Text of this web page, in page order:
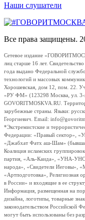
Наши слушатели
Все права защищены.
Сетевое издание
лиц старше 16 лет.
года выдано Федеральной
технологий и массовых
Хорошевская, дом 12, пом. 22.
«РУ ФМ» (123298 Москва, ул. 3-
GOVORITMOSKVA.RU.
зарубежные страны. Языки:
Георгиевич. Email:
*Экстремистские и
Федерации: «Правый сектор»,
«Джабхат Фатх аш-Шам»
Коалиция исламских
партия, «Аль-Каида», «УНА-
народа», «Свидетели Иеговы»,
«Артподготовка», Религиозная
в России» и входящие в ее
Информация, размещенная на
дизайна, логотипы, товарные
законодательством Российской
могут быть использованы без